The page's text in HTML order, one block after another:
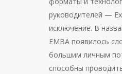
руководителей —
исключение. В
ЕМВА появилось
большим личным
способны